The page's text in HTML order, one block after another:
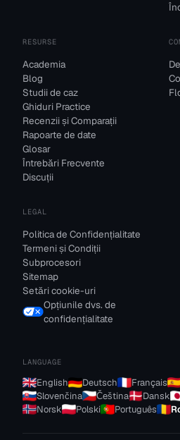
RESURSE
Academia
Blog
Studii de caz
Ghiduri Practice
Recenzii și Comparații
Rapoarte de date
Glosar
Întrebări Frecvente
Discuții
LEGAL
Politica de Confidențialitate
Termeni și Condiții
Subprocesori
Sitemap
Setări cookie-uri
Opțiunile dvs. de
confidențialitate
LANGUAGE
English Deutsch Français
Slovenčina
Čeština Dansk
Norsk
Polski Português